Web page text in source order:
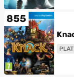
855